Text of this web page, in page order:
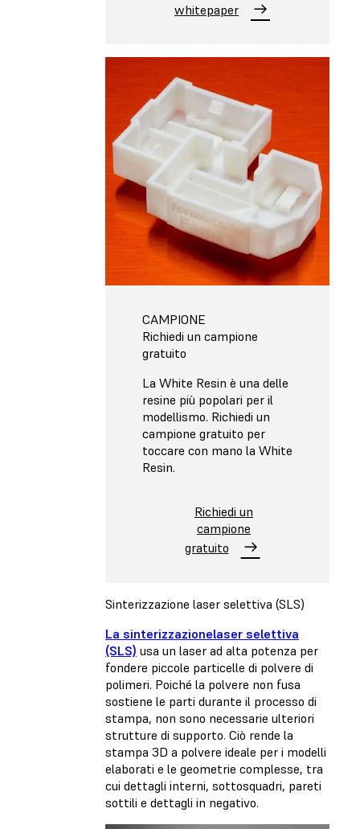
whitepaper
CAMPIONE
Richiedi un campione
gratuito
La White Resin è una delle
resine più popolari per il
modellismo. Richiedi un
campione gratuito per
toccare con mano la White
Resin.
Richiedi un
campione
gratuito
Sinterizzazione laser selettiva (SLS)
La sinterizzazionelaser selettiva
(SLS) usa un laser ad alta potenza per
fondere piccole particelle di polvere di
polimeri. Poiché la polvere non fusa
sostiene le parti durante il processo di
stampa, non sono necessarie ulteriori
strutture di supporto. Ciò rende la
stampa 3D a polvere ideale per i modelli
elaborati e le geometrie complesse, tra
cui dettagli interni, sottosquadri, pareti
sottili e dettagli in negativo.